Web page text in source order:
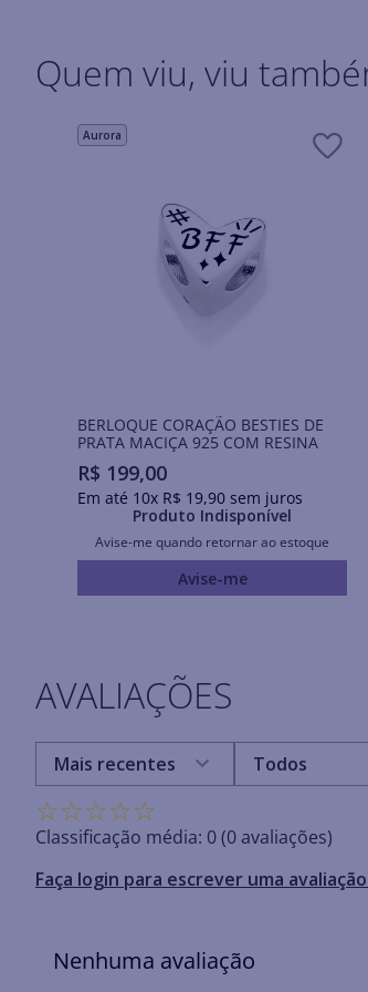
Quem viu, viu
Aurora
BERLOQUE CORAÇÃO BESTIES DE
PRATA MACIÇA 925 COM RESINA
R$ 199,00
Em até 10x R$ 19,90 sem juros
Produto Indisponível
Avise-me quando retornar ao estoque
Avise-me
AVALIAÇÕES
☆☆☆☆☆
Classificação média: 0(0 avaliações)
Faça login para escrever uma
Mais recentes Todos
Nenhuma avaliação